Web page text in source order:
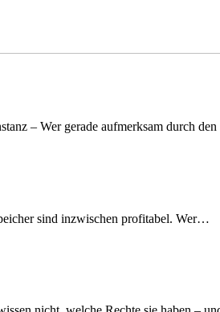
– Wer gerade aufmerksam durch
sind inzwischen profitabel. Wer…